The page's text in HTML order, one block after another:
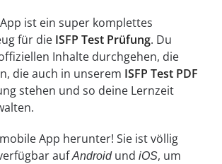
ist ein super komplettes
für die ISFP Test Prüfung. Du
Inhalte durchgehen, die
die auch in unserem ISFP Test PDF
stehen und so deine Lernzeit
App herunter! Sie ist völlig
aufAndroidund iOS, um